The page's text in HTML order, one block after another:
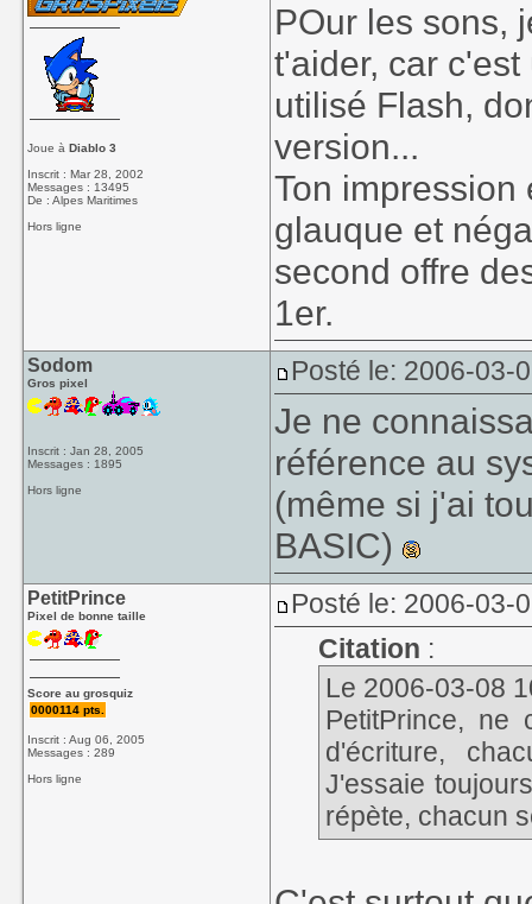
Joue àDiablo 3
Inscrit : Mar 28, 2002
Messages : 13495
De : Alpes Maritimes
Hors ligne
POur les sons,
t'aider, car
utilisé Flash,
version...
Ton impression
glauque et
second offre
1er.
Sodom
Gros pixel
Inscrit : Jan 28, 2005
Messages : 1895
Hors ligne
Posté le: 2006-03-
Je ne
référence au
(même si j'ai
BASIC)
PetitPrince
Pixel de bonne taille
Score au grosquiz
0000114 pts.
Inscrit : Aug 06, 2005
Messages : 289
Hors ligne
Posté le: 2006-03-
Citation :
Le 2006-03-08
PetitPrince, ne
d'écriture,
J'essaie
répète, chacun